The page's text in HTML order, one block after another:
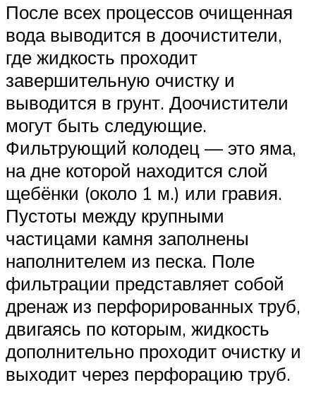
После всех процессов очищенная
вода выводится в доочистители,
где жидкость проходит
завершительную очистку и
выводится в грунт. Доочистители
могут быть следующие.
Фильтрующий колодец — это яма,
на дне которой находится слой
щебёнки (около 1 м.) или гравия.
Пустоты между крупными
частицами камня заполнены
наполнителем из песка. Поле
фильтрации представляет собой
дренаж из перфорированных труб,
двигаясь по которым, жидкость
дополнительно проходит очистку и
выходит через перфорацию труб.